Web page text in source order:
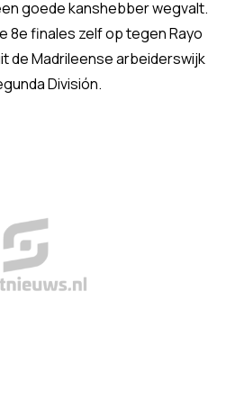
goede kanshebber wegvalt.
8e finales zelf op tegen Rayo
de Madrileense arbeiderswijk
División.